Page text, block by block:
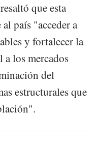
que esta
país "acceder a
y fortalecer la
los mercados
del
estructurales que